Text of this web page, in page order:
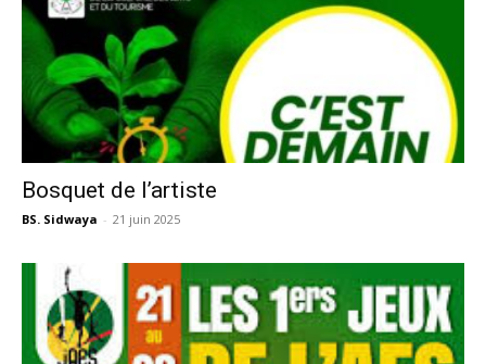
Bosquet de l’artiste
BS. Sidwaya - 21 juin 2025